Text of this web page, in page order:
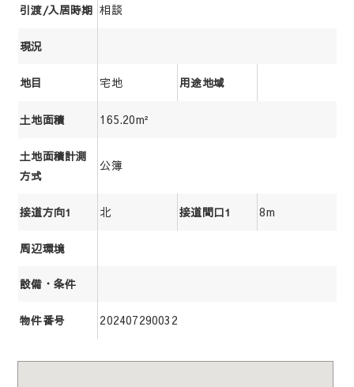
引渡/入居時期 相談
現況
地目 宅地 用途地域
土地面積 165.20m²
土地面積計測
方式
公簿
接道方向1 北 接道間口1 8m
周辺環境
設備・条件
物件番号 202407290032